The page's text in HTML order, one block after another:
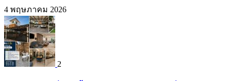
4 พฤษภาคม 2026
2